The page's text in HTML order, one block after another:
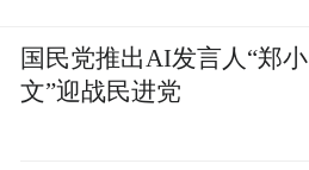
国民党推出AI发言人“郑小
文”迎战民进党